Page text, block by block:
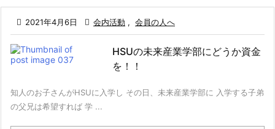
 2021年4月6日  会内活動 , 会員の人へ
HSUの未来産業学部にどうか資金
を！！
知人のお子さんがHSUに入学し その日、未来産業学部に 入学する子弟
の父兄は希望すれば 学 ...